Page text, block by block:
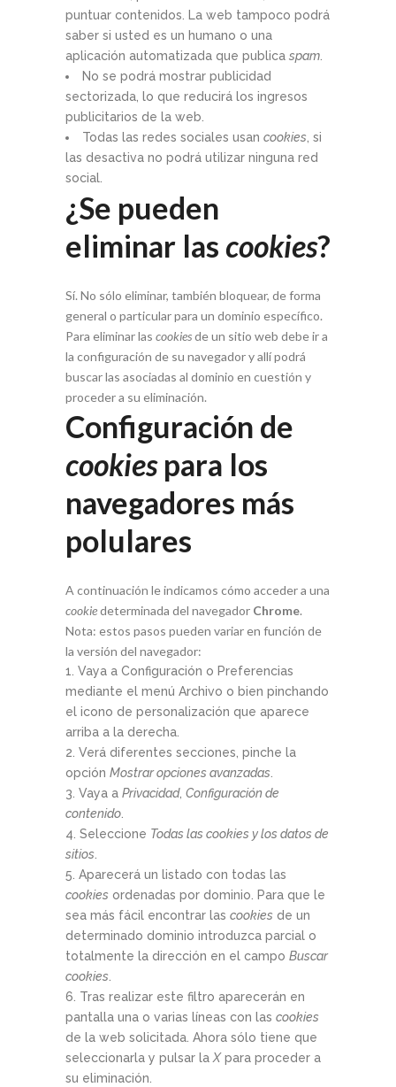
puntuar contenidos. La web tampoco podrá
saber si usted es un humano o una
aplicación automatizada que publica spam.
No se podrá mostrar publicidad
sectorizada, lo que reducirá los ingresos
publicitarios de la web.
Todas las redes sociales usan cookies, si
las desactiva no podrá utilizar ninguna red
social.
¿Se pueden
eliminar lascookies?
Sí. No sólo eliminar, también bloquear, de forma
general o particular para un dominio específico.
Para eliminar las cookiesde un sitio web debe ir a
la configuración de su navegador y allí podrá
buscar las asociadas al dominio en cuestión y
proceder a su eliminación.
Configuración de
cookiespara los
navegadores más
polulares
A continuación le indicamos cómo acceder a una
cookiedeterminada del navegador Chrome.
Nota: estos pasos pueden variar en función de
la versión del navegador:
Vaya a Configuración o Preferencias
mediante el menú Archivo o bien pinchando
el icono de personalización que aparece
arriba a la derecha.
Verá diferentes secciones, pinche la
opción Mostrar opciones avanzadas.
Vaya a Privacidad, Configuración de
contenido.
Seleccione Todas las cookies y los datos de
sitios.
Aparecerá un listado con todas las
cookies ordenadas por dominio. Para que le
sea más fácil encontrar las cookies de un
determinado dominio introduzca parcial o
totalmente la dirección en el campo Buscar
cookies.
Tras realizar este filtro aparecerán en
pantalla una o varias líneas con las cookies
de la web solicitada. Ahora sólo tiene que
seleccionarla y pulsar laXpara proceder a
su eliminación.